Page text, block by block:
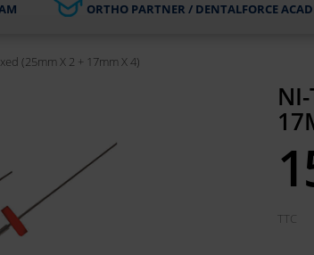
ORTHO PARTNER / DENTALFORCE
(25mm X 2 + 17mm X 4)
TTC